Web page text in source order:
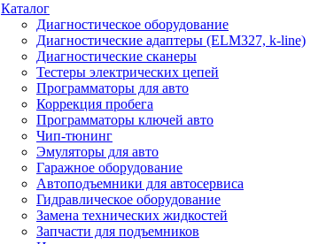
Каталог
Диагностическое оборудование
Диагностические адаптеры (ELM327, k-line)
Диагностические сканеры
Тестеры электрических цепей
Программаторы для авто
Коррекция пробега
Программаторы ключей авто
Чип-тюнинг
Эмуляторы для авто
Гаражное оборудование
Автоподъемники для автосервиса
Гидравлическое оборудование
Замена технических жидкостей
Запчасти для подъемников